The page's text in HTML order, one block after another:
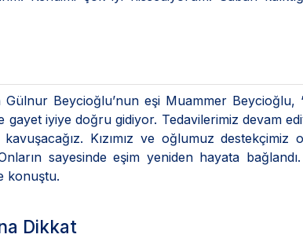
Gülnur Beycioğlu’nun eşi Muammer
gayet iyiye doğru gidiyor. Tedavilerimiz devam
Kızımız ve oğlumuz destekçimiz
sayesinde eşim yeniden hayata
konuştu.
Dikkat